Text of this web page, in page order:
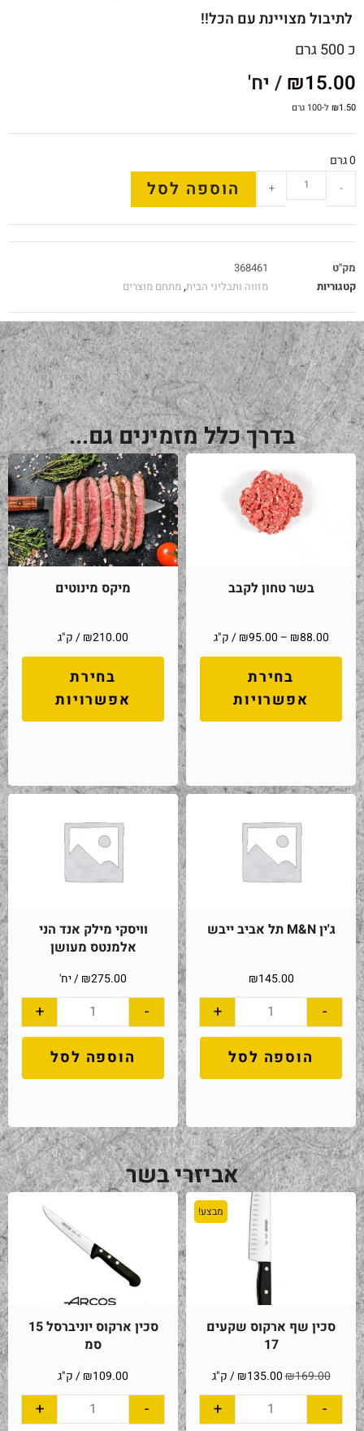
לתיבול מצויינת עם הכל!!
כ 500 גרם
₪15.00 / יח'
₪1.50 ל-100 גרם
0 גרם
-
+ הוספה לסל
מק"ט
368461
קטגוריות
מזווה ותבליני הבית,מתחם מוצרים
בדרך כלל מזמינים גם...
בשר טחון לקבב
₪88.00
–
₪95.00 / ק"ג
בחירת
אפשרויות
מיקס מינוטים
₪210.00 / ק"ג
בחירת
אפשרויות
ג'ין M&N תל אביב ייבש
₪145.00
-
+
הוספה לסל
וויסקי מילק אנד הני
אלמנטס מעושן
₪275.00 / יח'
-
+
הוספה לסל
אביזרי בשר
מבצע!
סכין שף ארקוס שקעים
17
₪169.00
₪135.00 / ק"ג
-
+
סכין ארקוס יוניברסל 15
סמ
₪109.00 / ק"ג
-
+